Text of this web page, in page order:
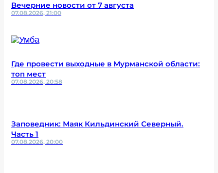
Вечерние новости от 7 августа
07.08.2026, 21:00
Где провести выходные в Мурманской области:
топ мест
07.08.2026, 20:58
Заповедник: Маяк Кильдинский Северный.
Часть 1
07.08.2026, 20:00